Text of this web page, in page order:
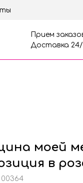
Прием
Доставка 24/
моей
в
00364